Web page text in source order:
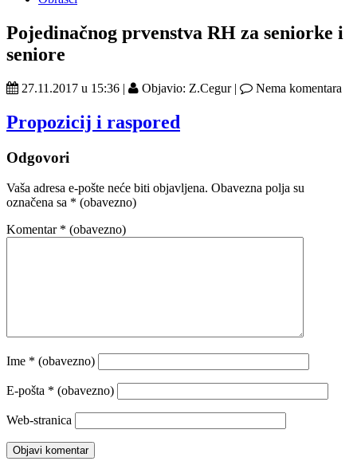
Pojedinačnog prvenstva RH za seniorke i
seniore
27.11.2017 u 15:36 | Objavio: Z.Cegur | Nema komentara
Propozicij i raspored
Odgovori
Vaša adresa e-pošte neće biti objavljena. Obavezna polja su
označena sa * (obavezno)
Komentar * (obavezno)
Ime * (obavezno)
E-pošta * (obavezno)
Web-stranica